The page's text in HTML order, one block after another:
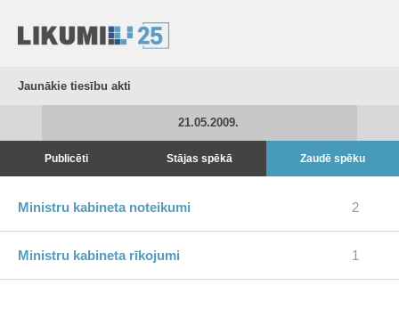
Jaunākie tiesību akti
21.05.2009.
Publicēti Stājas spēkā Zaudē spēku
Ministru kabineta noteikumi 2
Ministru kabineta rīkojumi 1